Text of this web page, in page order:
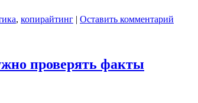
, копирайтинг | Оставить комментарий
проверять факты